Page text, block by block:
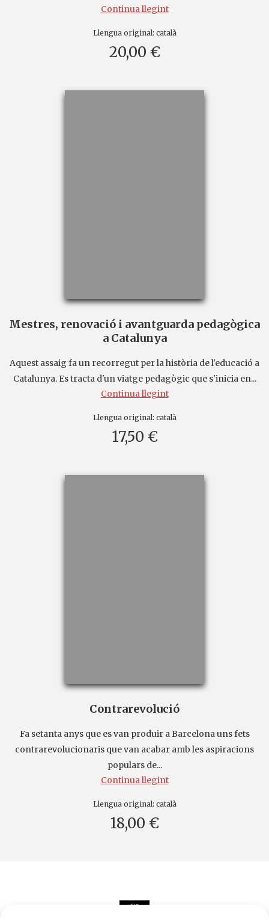
Continua llegint
Llengua original: català
20,00 €
Mestres, renovació i avantguarda pedagògica
a Catalunya
Aquest assaig fa un recorregut per la història de l'educació a
Catalunya. Es tracta d'un viatge pedagògic que s'inicia en...
Continua llegint
Llengua original: català
17,50 €
Contrarevolució
Fa setanta anys que es van produir a Barcelona uns fets
contrarevolucionaris que van acabar amb les aspiracions
populars de...
Continua llegint
Llengua original: català
18,00 €